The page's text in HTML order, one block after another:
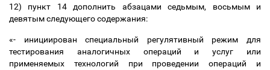
12) пункт 14 дополнить абзацами седьмым, восьмым и
девятым следующего содержания:
«- инициирован специальный регулятивный режим для
тестирования аналогичных операций и услуг или
применяемых технологий при проведении операций и